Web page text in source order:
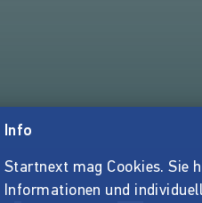
Info
Startnext mag Cookies. Sie
Informationen und